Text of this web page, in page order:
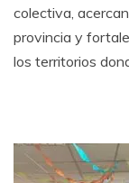
colectiva,
provincia y
los territorios